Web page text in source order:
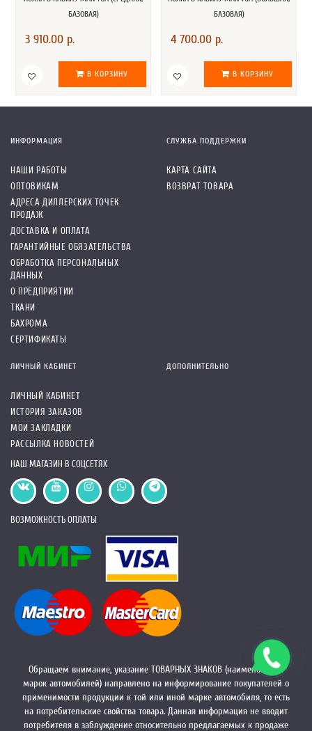
БАЗОВАЯ)
3 910.00 р.
В КОРЗИНУ
БАЗОВАЯ)
4 700.00 р.
В КОРЗИНУ
ИНФОРМАЦИЯ
НАШИ РАБОТЫ
ОПТОВИКАМ
АДРЕСА ДИЛЛЕРСКИХ ТОЧЕК
ПРОДАЖ
ДОСТАВКА И ОПЛАТА
ГАРАНТИЙНЫЕ ОБЯЗАТЕЛЬСТВА
ОБРАБОТКА ПЕРСОНАЛЬНЫХ
ДАННЫХ
О ПРЕДПРИЯТИИ
ТКАНИ
БАХРОМА
СЕРТИФИКАТЫ
СЛУЖБА ПОДДЕРЖКИ
КАРТА САЙТА
ВОЗВРАТ ТОВАРА
ЛИЧНЫЙ КАБИНЕТ
ЛИЧНЫЙ КАБИНЕТ
ИСТОРИЯ ЗАКАЗОВ
МОИ ЗАКЛАДКИ
РАССЫЛКА НОВОСТЕЙ
ДОПОЛНИТЕЛЬНО
НАШ МАГАЗИН В СОЦСЕТЯХ
ВОЗМОЖНОСТЬ ОПЛАТЫ
Обращаем внимание, указание ТОВАРНЫХ ЗНАКОВ (наименований
марок автомобилей) направлено на информирование покупателей о
применимости продукции к той или иной марке автомобиля, то есть
на потребительские свойства товара. Данная информация не вводит
потребителя в заблуждение относительно предлагаемых к продаже